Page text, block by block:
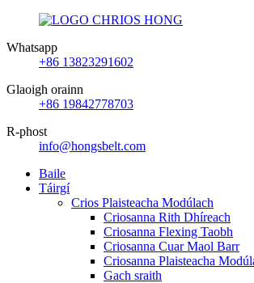
Whatsapp
+86 13823291602
Glaoigh orainn
+86 19842778703
R-phost
info@hongsbelt.com
Baile
Táirgí
Crios Plaisteacha Modúlach
Criosanna Rith Dhíreach
Criosanna Flexing Taobh
Criosanna Cuar Maol Barr
Criosanna Plaisteacha
Gach sraith